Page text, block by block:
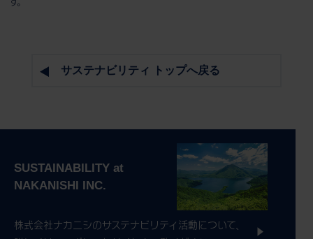
す。
サステナビリティ トップへ戻る
株式会社ナカニシのサステナビリティ活動について、